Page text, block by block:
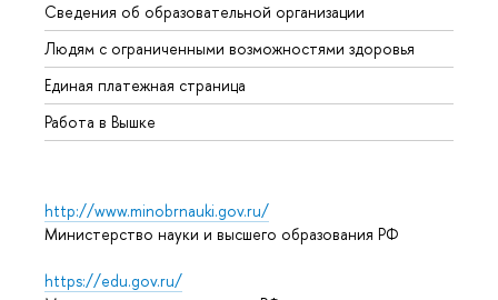
Сведения об образовательной организации
Людям с ограниченными возможностями здоровья
Единая платежная страница
Работа в Вышке
http://www.minobrnauki.gov.ru/
Министерство науки и высшего образования РФ
https://edu.gov.ru/